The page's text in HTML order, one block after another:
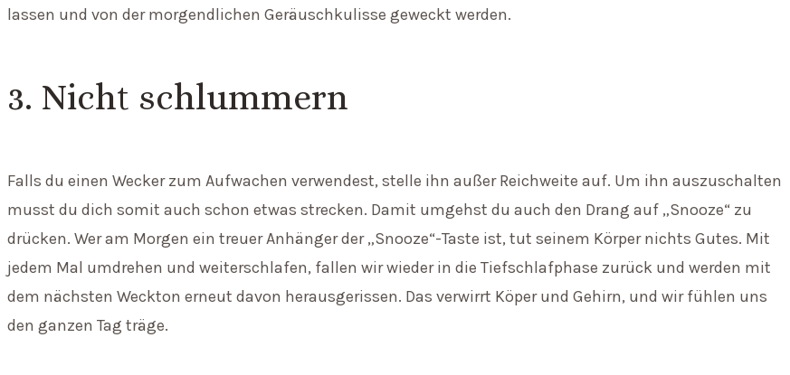
lassen und von der morgendlichen Geräuschkulisse geweckt werden.
3. Nicht schlummern
Falls du einen Wecker zum Aufwachen verwendest, stelle ihn außer Reichweite auf. Um ihn auszuschalten
musst du dich somit auch schon etwas strecken. Damit umgehst du auch den Drang auf „Snooze“ zu
drücken. Wer am Morgen ein treuer Anhänger der „Snooze“-Taste ist, tut seinem Körper nichts Gutes. Mit
jedem Mal umdrehen und weiterschlafen, fallen wir wieder in die Tiefschlafphase zurück und werden mit
dem nächsten Weckton erneut davon herausgerissen. Das verwirrt Köper und Gehirn, und wir fühlen uns
den ganzen Tag träge.